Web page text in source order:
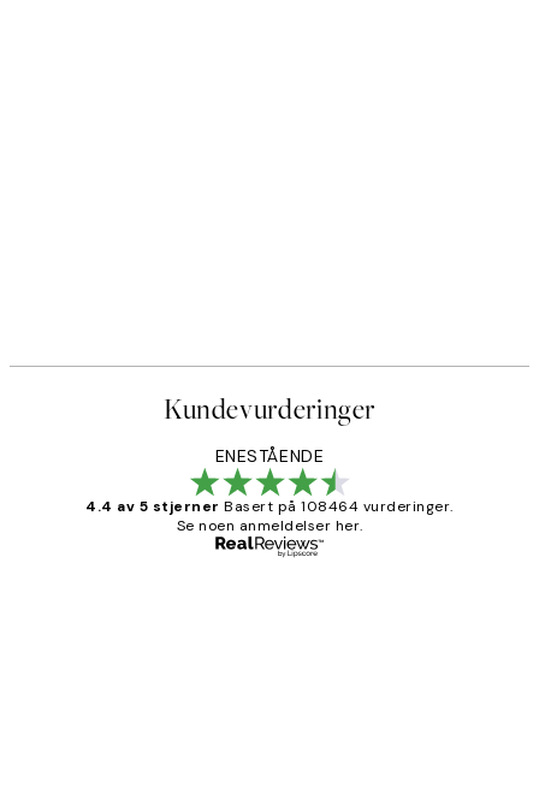
Kundevurderinger
ENESTÅENDE
4.4 av 5 stjerner Basert på 108464 vurderinger.
Se noen anmeldelser her.